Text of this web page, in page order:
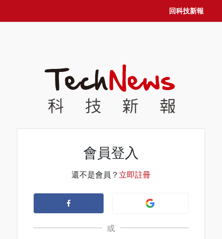
回科技新報
會員登入
還不是會員？ 立即註冊
或